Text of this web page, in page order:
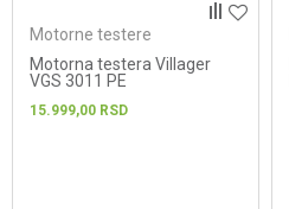
Motorne testere
Motorna testera Villager
VGS 3011 PE
15.999,00 RSD